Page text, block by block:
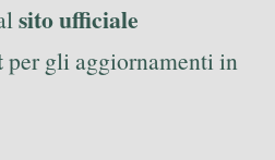
sito ufficiale
per gli aggiornamenti in